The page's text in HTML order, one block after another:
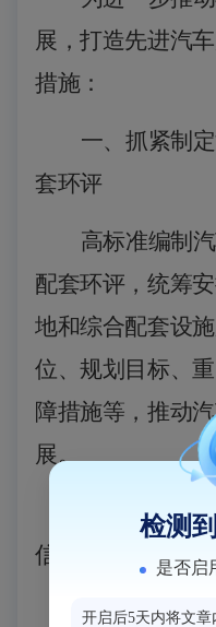
展，打造先进汽
措施：
一、抓紧制
套环评
高标准编制
配套环评，统筹
地和综合配套设
位、规划目标、
障措施等，推动
展。
责任单位：
信局
二、进一步
检测
是否启
开启后5天内将文